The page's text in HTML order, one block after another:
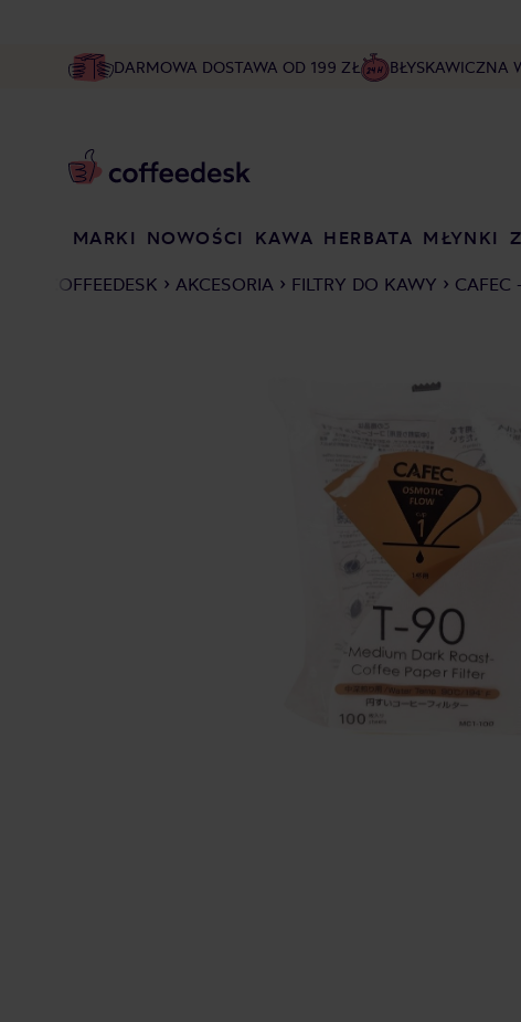
DARMOWA DOSTAWA OD 199 ZŁ BŁYSKAWICZNA
MARKI NOWOŚCI KAWA HERBATA MŁYNKI
COFFEEDESK AKCESORIA FILTRY DO KAWY CAFEC